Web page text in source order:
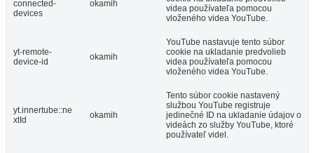
connected-
devices
okamih
videa používateľa pomocou
vloženého videa YouTube.
yt-remote-
device-id
okamih
YouTube nastavuje tento súbor
cookie na ukladanie predvolieb
videa používateľa pomocou
vloženého videa YouTube.
yt.innertube::ne
xtId
okamih
Tento súbor cookie nastavený
službou YouTube registruje
jedinečné ID na ukladanie údajov o
videách zo služby YouTube, ktoré
používateľ videl.